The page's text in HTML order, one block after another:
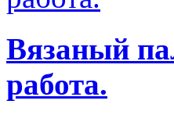
Вязаный
работа.